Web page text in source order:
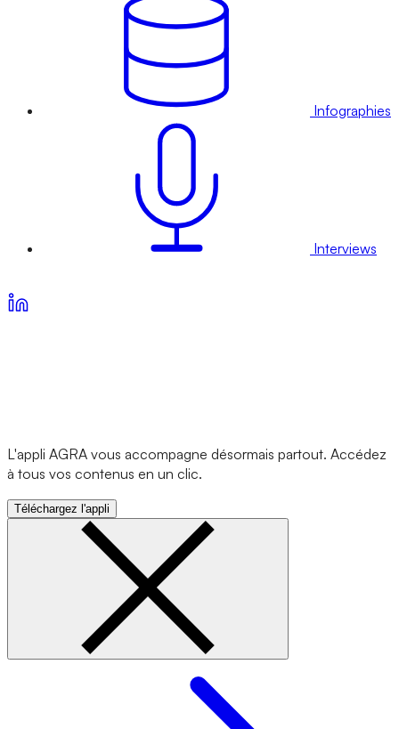
Infographies
Interviews
L'appli AGRA vous accompagne désormais partout. Accédez
à tous vos contenus en un clic.
Téléchargez l'appli